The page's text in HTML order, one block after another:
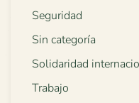
Seguridad
Sin categoría
Solidaridad
Trabajo